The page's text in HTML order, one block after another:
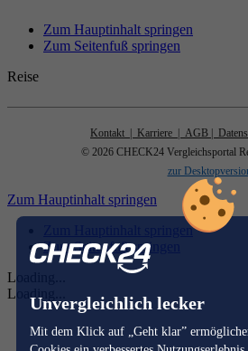
Unvergleichlich lecker
Mit dem Klick auf „Geht klar”
Zum Hauptinhalt springen
Zum Seitenfuß springen
Reise
Kontakt | Karriere | AGB |
© 2026 CHECK24 Vergleichsportal
zur
Zum Hauptinhalt springen
Zum Hauptinhalt springen
Zum Seitenfuß springen
Loading...
Loading...